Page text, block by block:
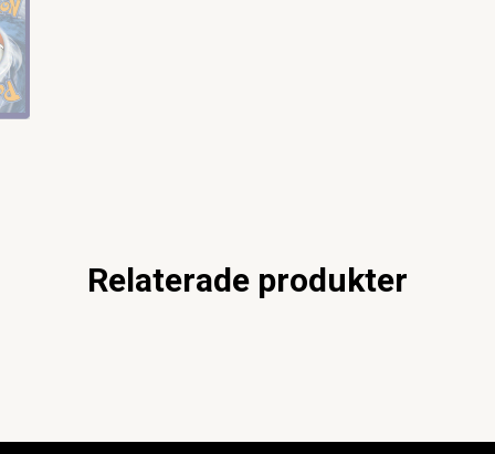
Relaterade produkter